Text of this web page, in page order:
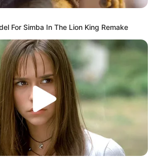
Baper
Jawa Ini Bikin
For Simba In The Lion King Remake